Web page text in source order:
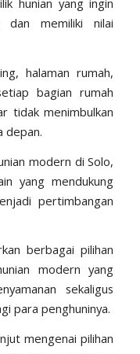
hunian yang ingin
dan memiliki nilai
halaman rumah,
bagian rumah
tidak menimbulkan
depan.
modern di Solo,
yang mendukung
pertimbangan
berbagai pilihan
modern yang
sekaligus
para penghuninya.
mengenai pilihan